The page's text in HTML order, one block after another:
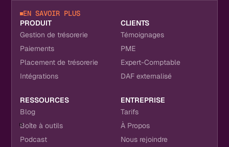
EN SAVOIR PLUS
PRODUIT
Gestion de trésorerie
Paiements
Placement de trésorerie
Intégrations
CLIENTS
Témoignages
PME
Expert-Comptable
DAF externalisé
RESSOURCES
Blog
Boîte à outils
Podcast
ENTREPRISE
Tarifs
À Propos
Nous rejoindre